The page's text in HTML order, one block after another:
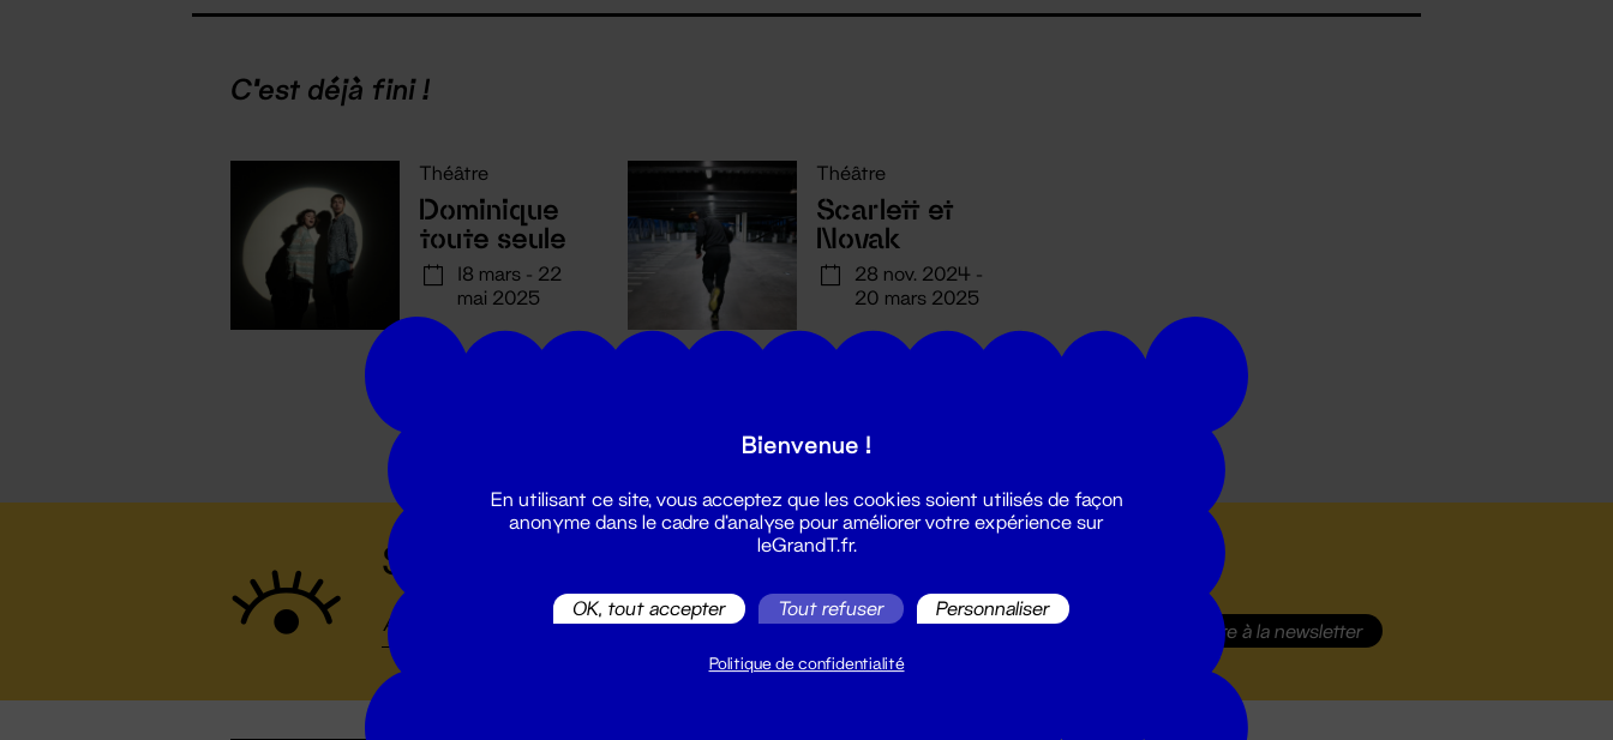
C'est déjà fini !
Théâtre
Dominique
toute seule
18 mars - 22
mai 2025
Théâtre
Scarlett et
Novak
28 nov. 2024 -
20 mars 2025
Suivez toutes les actualités du Grand T :
S'inscrire à la newsletter
Bienvenue !
En utilisant ce site, vous acceptez que les cookies soient utilisés de façon
anonyme dans le cadre d'analyse pour améliorer votre expérience sur
leGrandT.fr.
OK, tout accepter Tout refuser Personnaliser
Politique de confidentialité